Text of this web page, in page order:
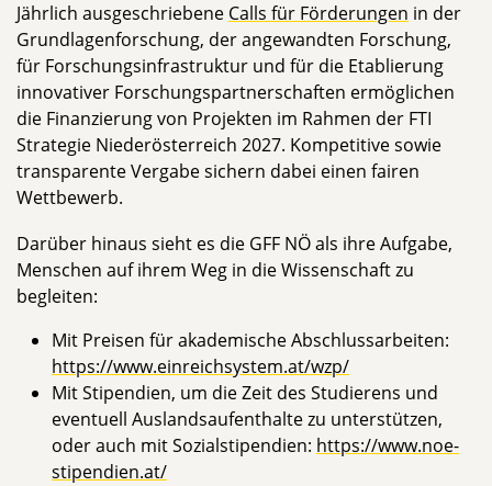
Jährlich ausgeschriebene Calls für Förderungen in der
Grundlagenforschung, der angewandten Forschung,
für Forschungsinfrastruktur und für die Etablierung
innovativer Forschungspartnerschaften ermöglichen
die Finanzierung von Projekten im Rahmen der FTI
Strategie Niederösterreich 2027. Kompetitive sowie
transparente Vergabe sichern dabei einen fairen
Wettbewerb.
Darüber hinaus sieht es die GFF NÖ als ihre Aufgabe,
Menschen auf ihrem Weg in die Wissenschaft zu
begleiten:
Mit Preisen für akademische Abschlussarbeiten:
https://www.einreichsystem.at/wzp/
Mit Stipendien, um die Zeit des Studierens und
eventuell Auslandsaufenthalte zu unterstützen,
oder auch mit Sozialstipendien: https://www.noe-
stipendien.at/